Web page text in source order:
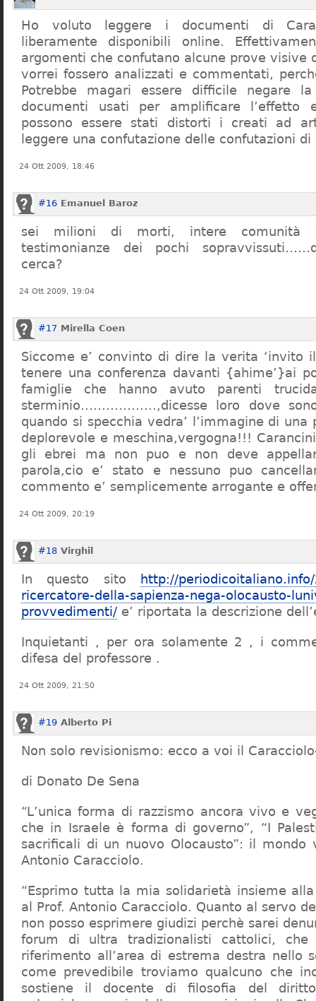
Ho voluto leggere i documenti di
liberamente disponibili online.
argomenti che confutano alcune prove visive
vorrei fossero analizzati e commentati,
Potrebbe magari essere difficile negare
documenti usati per amplificare l’effetto
possono essere stati distorti i creati ad
leggere una confutazione delle confutazioni di
24 Ott 2009, 18:46
#16 Emanuel Baroz
sei milioni di morti, intere comunità
testimonianze dei pochi
cerca?
24 Ott 2009, 19:04
#17 Mirella Coen
Siccome e’ convinto di dire la verita ‘invito
tenere una conferenza davanti {ahime’}ai
famiglie che hanno avuto parenti
sterminio………………,dicesse loro dove
quando si specchia vedra’ l’immagine di una
deplorevole e meschina,vergogna!!!
gli ebrei ma non puo e non deve
parola,cio e’ stato e nessuno puo
commento e’ semplicemente arrogante e
24 Ott 2009, 20:19
#18 Virghil
In questo sito
http://
ricercatore-della-sapienza-nega-olocausto-
provvedimenti/ e’ riportata la descrizione
Inquietanti , per ora solamente 2 , i
difesa del professore .
24 Ott 2009, 21:50
#19 Alberto Pi
Non solo revisionismo: ecco a voi il
di Donato De Sena
“L’unica forma di razzismo ancora vivo e
che in Israele è forma di governo”, “I
sacrificali di un nuovo Olocausto”: il mondo
Antonio Caracciolo.
“Esprimo tutta la mia solidarietà insieme
al Prof. Antonio Caracciolo. Quanto al servo
non posso esprimere giudizi perchè sarei
forum di ultra tradizionalisti cattolici,
riferimento all’area di estrema destra nello
come prevedibile troviamo qualcuno che
sostiene il docente di filosofia del